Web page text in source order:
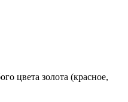
цвета золота (красное,